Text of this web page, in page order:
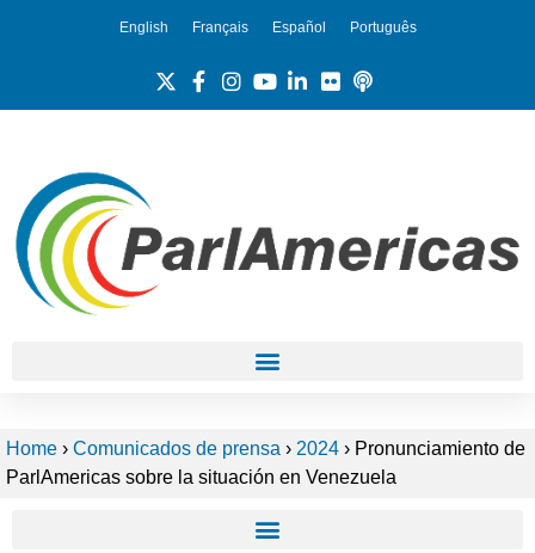
English Français Español Português
Home › Comunicados de prensa › 2024 › Pronunciamiento de
ParlAmericas sobre la situación en Venezuela